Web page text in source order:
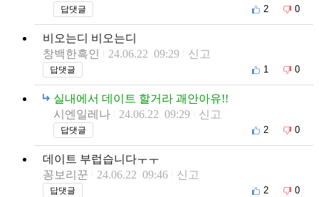
답댓글 2 0
비오는디 비오는디
창백한흑인
24.06.22 09:29 신고
답댓글 1 0
실내에서 데이트 할거라 괘안아유!!
시엔일레나
24.06.22 09:29 신고
답댓글 2 0
데이트 부럽습니다ㅜㅜ
꽁보리꾼
24.06.22 09:46 신고
답댓글 2 0